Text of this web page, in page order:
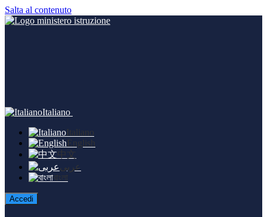
Salta al contenuto
Italiano
Italiano
English
中文
عربى
বাংলা
Accedi